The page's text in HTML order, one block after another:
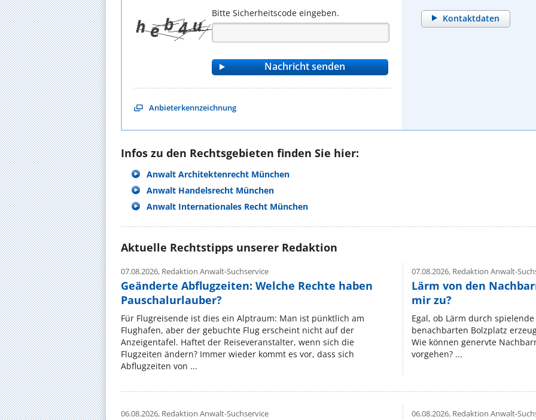
Bitte Sicherheitscode eingeben.
Anbieterkennzeichnung
Kontaktdaten
Infos zu den Rechtsgebieten finden Sie hier:
Anwalt Architektenrecht München
Anwalt Handelsrecht München
Anwalt Internationales Recht München
Aktuelle Rechtstipps unserer Redaktion
07.08.2026, Redaktion Anwalt-Suchservice
Geänderte Abflugzeiten: Welche Rechte haben
Pauschalurlauber?
Für Flugreisende ist dies ein Alptraum: Man ist pünktlich am
Flughafen, aber der gebuchte Flug erscheint nicht auf der
Anzeigentafel. Haftet der Reiseveranstalter, wenn sich die
Flugzeiten ändern? Immer wieder kommt es vor, dass sich
Abflugzeiten von ...
07.08.2026,Redaktion Anwalt-
Lärm von den
mir zu?
Egal, ob Lärm durch
benachbarten Bolzplatz
Wie können genervte
vorgehen? ...
06.08.2026, Redaktion Anwalt-Suchservice 06.08.2026,Redaktion Anwalt-